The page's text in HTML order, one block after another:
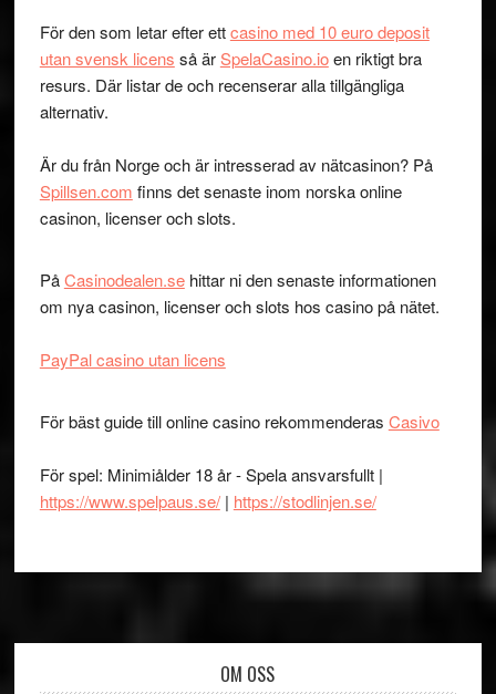
För den som letar efter ettcasino med 10 euro deposit
utan svensk licens så ärSpelaCasino.ioen riktigt bra
resurs. Där listar de och recenserar alla tillgängliga
alternativ.
Är du från Norge och är intresserad av nätcasinon? På
Spillsen.com finns det senaste inom norska online
casinon, licenser och slots.
PåCasinodealen.sehittar ni den senaste informationen
om nya casinon, licenser och slots hos casino på nätet.
PayPal casino utan licens
För bäst guide till online casino rekommenderas Casivo
För spel: Minimiålder 18 år - Spela ansvarsfullt |
https://www.spelpaus.se/| https://stodlinjen.se/
OM OSS